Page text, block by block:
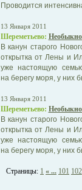
Проводится
13 Января 2011
Шереметьево:
В канун старого
открытка от Лены и
уже настоящую
на берегу моря, у них
13 Января 2011
Шереметьево:
В канун старого
открытка от Лены и
уже настоящую
на берегу моря, у них
Страницы: 1 « ... 101 102